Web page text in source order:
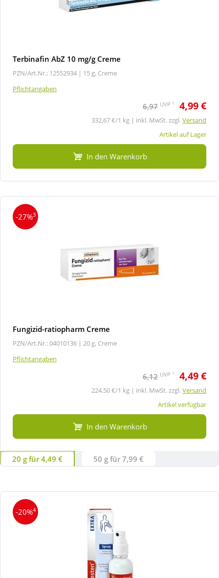
Terbinafin AbZ 10 mg/g Creme
PZN/Art.Nr.: 12552934 | 15 g, Creme
Pflichtangaben
6,97 UVP 1 4,99 €
332,67 €/1 kg | inkl. MwSt. zzgl.Versand
Artikel auf Lager
In den Warenkorb
-27%3
Fungizid-ratiopharm Creme
PZN/Art.Nr.: 04010136 | 20 g, Creme
Pflichtangaben
6,12 UVP 1 4,49 €
224,50 €/1 kg | inkl. MwSt. zzgl.Versand
Artikel verfügbar
In den Warenkorb
20 g für 4,49 € 50 g für 7,99 €
-20%4